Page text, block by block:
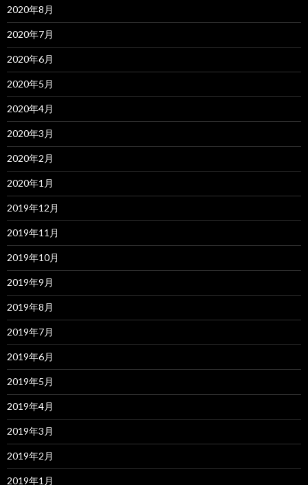
2020年8月
2020年7月
2020年6月
2020年5月
2020年4月
2020年3月
2020年2月
2020年1月
2019年12月
2019年11月
2019年10月
2019年9月
2019年8月
2019年7月
2019年6月
2019年5月
2019年4月
2019年3月
2019年2月
2019年1月